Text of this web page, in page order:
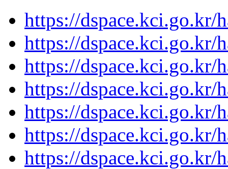
https://dspace.kci.go.kr/
https://dspace.kci.go.kr/
https://dspace.kci.go.kr/
https://dspace.kci.go.kr/
https://dspace.kci.go.kr/
https://dspace.kci.go.kr/
https://dspace.kci.go.kr/